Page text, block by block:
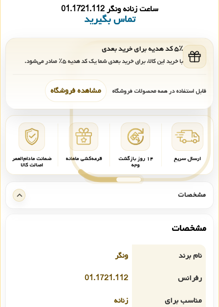
ساعت زنانه ونگر 01.1721.112
تماس بگیرید
۵٪ کد هدیه برای خرید بعدی
با خرید این کالا، برای خرید بعدی شما یک کد هدیه۵٪ صادر می‌شود.
قابل استفاده در همه محصولات فروشگاه مشاهده فروشگاه
ارسال سریع ۱۴ روز بازگشت
وجه
قرعه‌کشی ماهانه ضمانت مادام‌العمر
اصالت کالا
مشخصات
مشخصات
نام برند
ونگر
رفرانس
01.1721.112
مناسب برای
زنانه